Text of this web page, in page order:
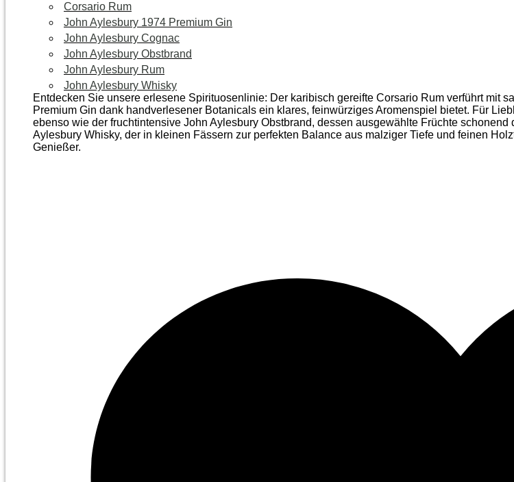
Corsario Rum
John Aylesbury 1974 Premium Gin
John Aylesbury Cognac
John Aylesbury Obstbrand
John Aylesbury Rum
John Aylesbury Whisky
Entdecken Sie unsere erlesene Spirituosenlinie: Der karibisch gereifte Corsario Rum verführt mit
Premium Gin dank handverlesener Botanicals ein klares, feinwürziges Aromenspiel bietet. Für
ebenso wie der frucht­intensive John Aylesbury Obstbrand, dessen ausgewählte Früchte
Aylesbury Whisky, der in kleinen Fässern zur perfekten Balance aus malziger Tiefe und feinen
Genießer.